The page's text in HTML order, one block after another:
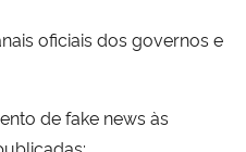
oficiais dos governos e
de fake news às